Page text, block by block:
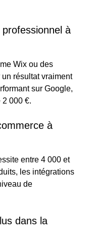
à
Wix ou des
résultat vraiment
sur Google,
2 000 €.
à
entre 4 000 et
les intégrations
de
dans la